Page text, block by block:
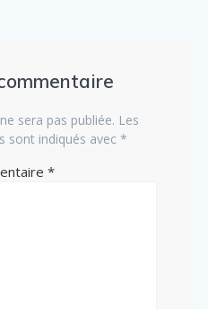
sera pas publiée. Les
sont indiqués avec *
*